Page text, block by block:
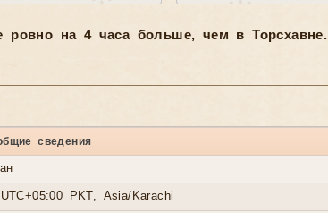
ровно на 4 часа больше, чем в Торсхавне.
сведения
PKT, Asia/Karachi